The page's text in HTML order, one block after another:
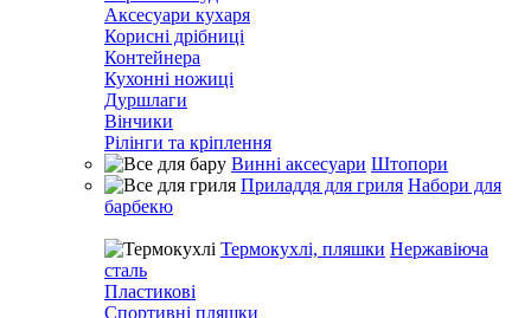
Аксесуари кухаря
Корисні дрібниці
Контейнера
Кухонні ножиці
Дуршлаги
Вінчики
Рілінги та кріплення
Винні аксесуари Штопори
Приладдя для гриля Набори для
барбекю
Термокухлі, пляшки Нержавіюча
сталь
Пластикові
Спортивні пляшки